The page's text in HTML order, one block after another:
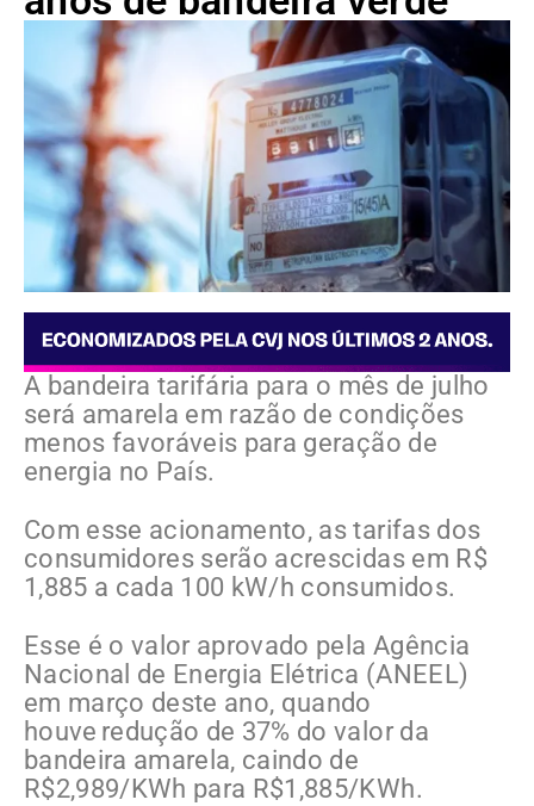
A bandeira tarifária para o mês de julho
será amarela em razão de condições
menos favoráveis para geração de
energia no País.
Com esse acionamento, as tarifas dos
consumidores serão acrescidas em R$
1,885 a cada 100 kW/h consumidos.
Esse é o valor aprovado pela Agência
Nacional de Energia Elétrica (ANEEL)
em março deste ano, quando
houve redução de 37% do valor da
bandeira amarela, caindo de
R$2,989/KWh para R$1,885/KWh.